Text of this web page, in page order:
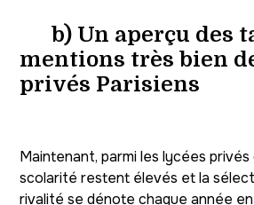
b) Un aperçu des
mentions très bien
privés Parisiens
Maintenant, parmi les lycées
scolarité restent élevés et la
rivalité se dénote chaque année